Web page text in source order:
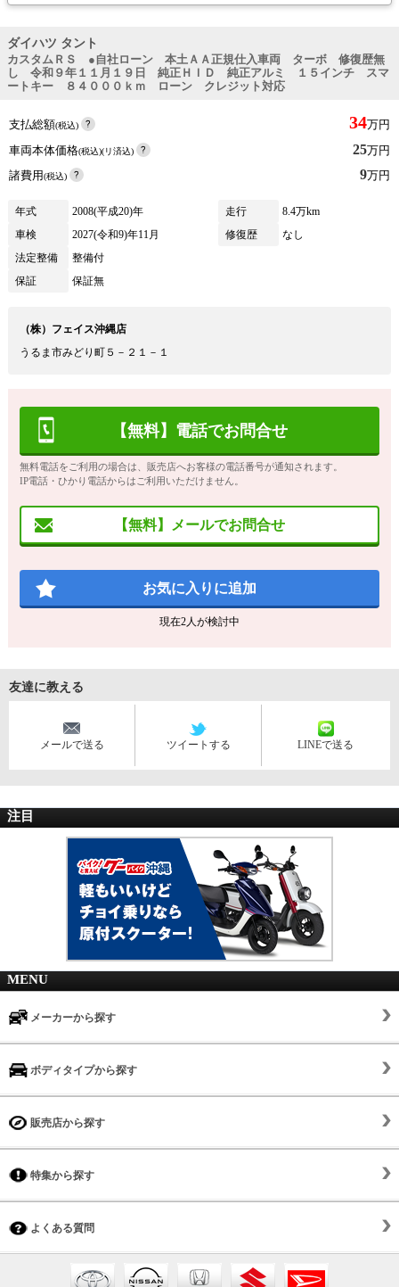
ダイハツ タント
カスタムＲＳ ●自社ローン 本土ＡＡ正規仕入車両 ターボ 修復歴無
し 令和９年１１月１９日 純正ＨＩＤ 純正アルミ １５インチ スマ
ートキー ８４０００ｋｍ ローン クレジット対応
支払総額(税込) 34万円
車両本体価格(税込)(リ済込) 25万円
諸費用(税込) 9万円
年式 2008(平成20)年 走行
8.4万km
車検
2027(令和9)年11月 修復歴
なし
法定整備
整備付
保証
保証無
（株）フェイス沖縄店
うるま市みどり町５－２１－１
【無料】電話でお問合せ
無料電話をご利用の場合は、販売店へお客様の電話番号が通知されます。
IP電話・ひかり電話からはご利用いただけません。
【無料】メールでお問合せ
お気に入りに追加
現在2人が検討中
友達に教える
メールで送る ツイートする LINEで送る
注目
MENU
メーカーから探す
ボディタイプから探す
販売店から探す
特集から探す
よくある質問